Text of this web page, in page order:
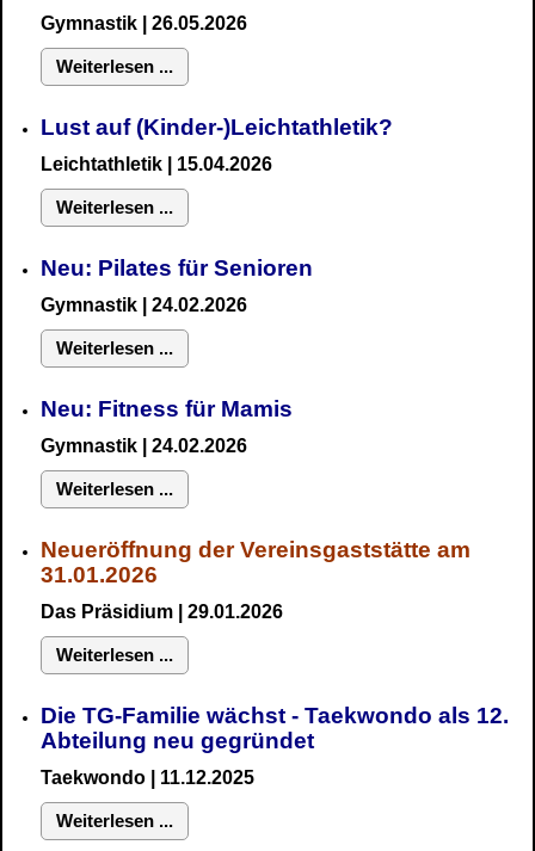
Gymnastik | 26.05.2026
Weiterlesen ...
Lust auf (Kinder-)Leichtathletik?
Leichtathletik | 15.04.2026
Weiterlesen ...
Neu: Pilates für Senioren
Gymnastik | 24.02.2026
Weiterlesen ...
Neu: Fitness für Mamis
Gymnastik | 24.02.2026
Weiterlesen ...
Neueröffnung der Vereinsgaststätte am
31.01.2026
Das Präsidium | 29.01.2026
Weiterlesen ...
Die TG-Familie wächst - Taekwondo als 12.
Abteilung neu gegründet
Taekwondo | 11.12.2025
Weiterlesen ...